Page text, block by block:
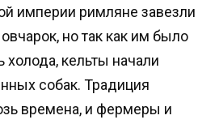
империи римляне завезли
но так как им было
холода, кельты начали
собак. Традиция
времена, и фермеры и